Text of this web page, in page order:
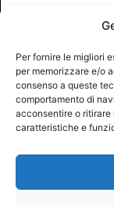
Per fornire le migliori
per memorizzare e/o
consenso a queste
comportamento di
acconsentire o
caratteristiche e